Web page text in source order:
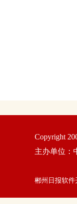
Copyright
主办单位：
郴州日报软